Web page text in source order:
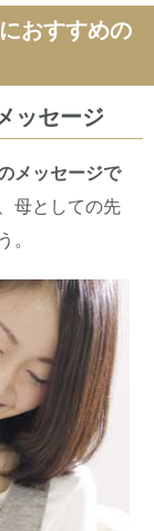
おすすめの
ッセージ
メッセージで
母としての先
。